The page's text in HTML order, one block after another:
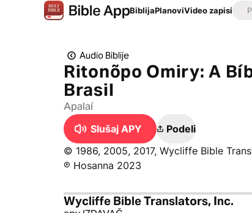
BiblijaPlanoviVideo zapisi
Audio Biblije
Ritonõpo Omiry: A
Brasil
Apalaí
Slušaj APY
Podeli
© 1986, 2005, 2017, Wycliffe Bible
℗ Hosanna 2023
Wycliffe Bible Translators, Inc.